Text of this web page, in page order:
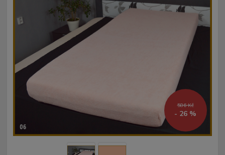
586 Kč
- 26 %